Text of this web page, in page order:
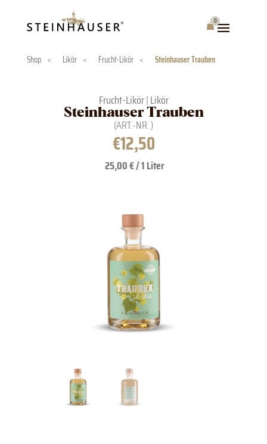
0
Warenkorb
Shop < Likör < Frucht-Likör < Steinhauser Trauben
Frucht-Likör|Likör
Steinhauser Trauben
(ART.-NR.)
€12,50
25,00 € / 1 Liter